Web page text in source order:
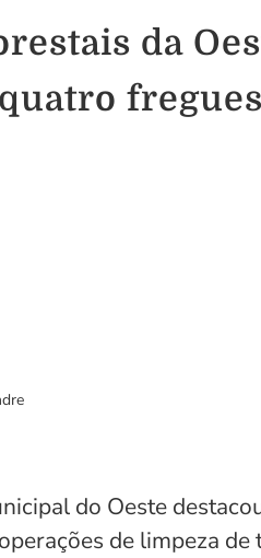
da
do Oeste
de limpeza